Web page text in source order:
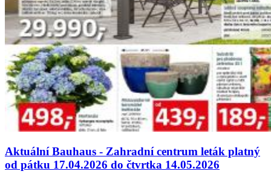
Aktuální Bauhaus - Zahradní centrum leták platný
od pátku 17.04.2026 do čtvrtka 14.05.2026